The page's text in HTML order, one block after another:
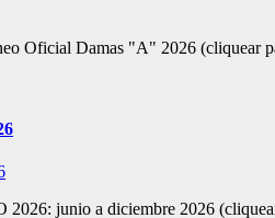
Oficial Damas "A" 2026 (cliquear
junio a diciembre 2026